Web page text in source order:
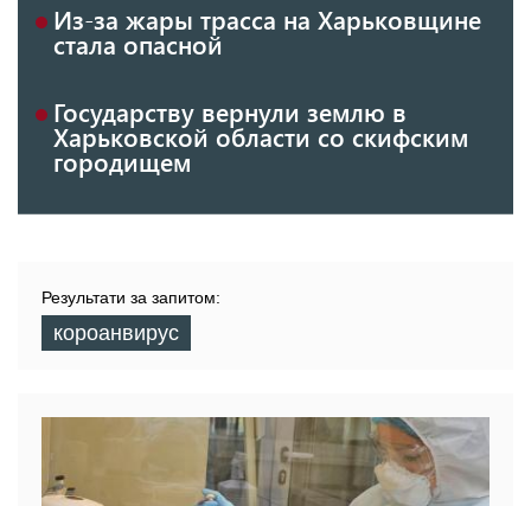
Из-за жары трасса на Харьковщине
стала опасной
Государству вернули землю в
Харьковской области со скифским
городищем
Результати за запитом:
короанвирус